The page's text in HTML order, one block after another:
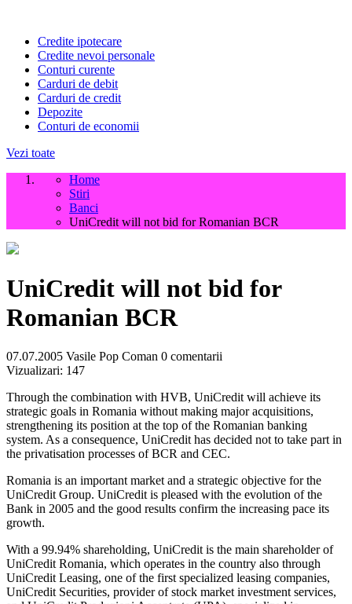
Credite ipotecare
Credite nevoi personale
Conturi curente
Carduri de debit
Carduri de credit
Depozite
Conturi de economii
Vezi toate
Home
Stiri
Banci
UniCredit will not bid for Romanian BCR
UniCredit will not bid for
Romanian BCR
07.07.2005 Vasile Pop Coman 0 comentarii
Vizualizari: 147
Through the combination with HVB, UniCredit will achieve its
strategic goals in Romania without making major acquisitions,
strengthening its position at the top of the Romanian banking
system. As a consequence, UniCredit has decided not to take part in
the privatisation processes of BCR and CEC.
Romania is an important market and a strategic objective for the
UniCredit Group. UniCredit is pleased with the evolution of the
Bank in 2005 and the good results confirm the increasing pace its
growth.
With a 99.94% shareholding, UniCredit is the main shareholder of
UniCredit Romania, which operates in the country also through
UniCredit Leasing, one of the first specialized leasing companies,
UniCredit Securities, provider of stock market investment services,